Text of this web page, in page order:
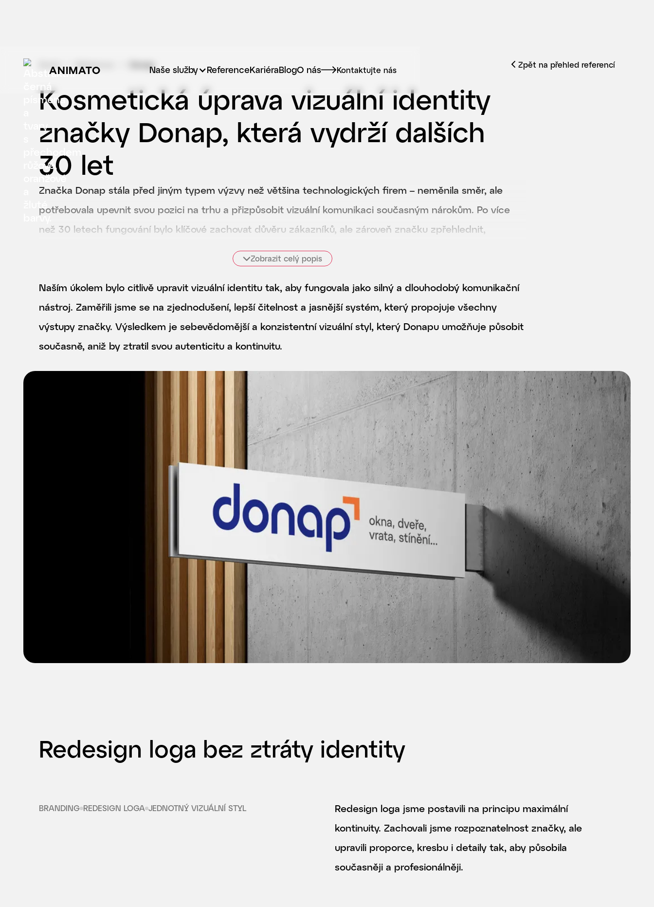
ANIMATO Naše služby ReferenceKariéraBlogO nás Kontaktujte nás
Zpět na přehled referencí
Kosmetická úprava vizuální identity
značky Donap, která vydrží dalších
30 let
Značka Donap stála před jiným typem výzvy než většina technologických firem – neměnila směr, ale
potřebovala upevnit svou pozici na trhu a přizpůsobit vizuální komunikaci současným nárokům. Po více
než 30 letech fungování bylo klíčové zachovat důvěru zákazníků, ale zároveň značku zpřehlednit,
sjednotit a posunout do profesionálnější roviny.
Naším úkolem bylo citlivě upravit vizuální identitu tak, aby fungovala jako silný a dlouhodobý komunikační
nástroj. Zaměřili jsme se na zjednodušení, lepší čitelnost a jasnější systém, který propojuje všechny
výstupy značky. Výsledkem je sebevědomější a konzistentní vizuální styl, který Donapu umožňuje působit
současně, aniž by ztratil svou autenticitu a kontinuitu.
Zobrazit celý popis
Redesign loga bez ztráty identity
BRANDING REDESIGN LOGA JEDNOTNÝ VIZUÁLNÍ STYL
Redesign loga jsme postavili na principu maximální
kontinuity. Zachovali jsme rozpoznatelnost značky, ale
upravili proporce, kresbu i detaily tak, aby působila
současněji a profesionálněji.